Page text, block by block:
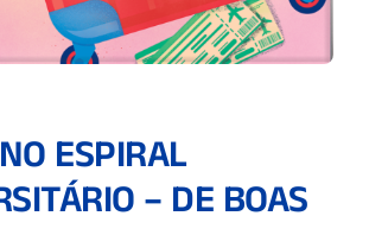
ESPIRAL
– DE BOAS